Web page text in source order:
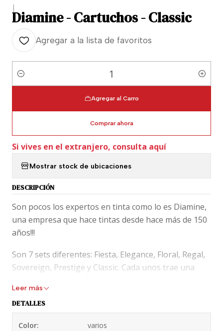
|
Diamine - Cartuchos - Classic
Agregar a la lista de favoritos
Cantidad
Agregar al Carro
Comprar ahora
Si vives en el extranjero, consulta aquí
Mostrar stock de ubicaciones
DESCRIPCIÓN
Son pocos los expertos en tinta como lo es Diamine,
una empresa que hace tintas desde hace más de 150
años!!!
Son 7 sets diferentes: Fiesta, Elegance, Floral, Regal,
Sovereign, Prestige y Classic. Cada unos trae una
con el estilo que marca su nombre.
Classic trae 4 cartuchos de cada color. En total 20
cartuchos:
Leer más
DETALLES
Color: varios